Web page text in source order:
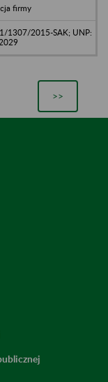
firmy
1307/2015-SAK; UNP:
>>